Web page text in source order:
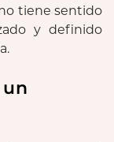
tiene sentido
y definido